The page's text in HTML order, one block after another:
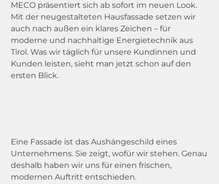
Service & Wartung
Förderungen
Stories & Events
Wissenswertes
MECO präsentiert sich ab sofort im neuen Look.
Mit der neugestalteten Hausfassade setzen wir
auch nach außen ein klares Zeichen –für
moderne und nachhaltige Energietechnik aus
Tirol. Was wirtäglich für unsere Kundinnen und
Kunden leisten, sieht man jetzt schon auf den
ersten Blick.
Eine Fassade ist das Aushängeschild eines
Unternehmens. Sie zeigt, wofür wir stehen. Genau
deshalb haben wir uns für einen frischen,
modernen Auftritt entschieden.
5332 81604 Kontakt zu unseren
Verkaufsberatern auf.Wir bitten
um Entschuldigung für die
Unannehmlichkeiten. Ihr MECO-
Team